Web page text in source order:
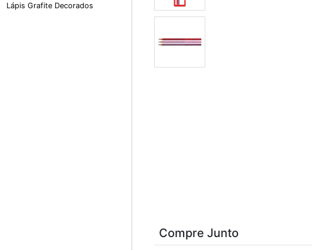
Lápis Grafite Decorados
Compre Junto